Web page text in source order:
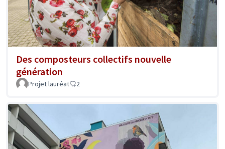
Des composteurs collectifs nouvelle
génération
Projet lauréat 2